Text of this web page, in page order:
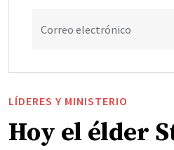
Correo electrónico
LÍDERES Y MINISTERIO
Hoy el élder